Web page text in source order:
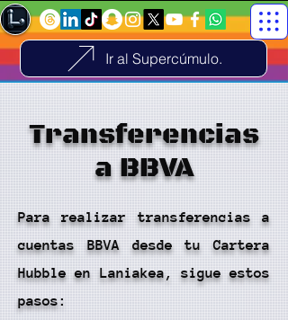
Ir al Supercúmulo.
Transferencias
a BBVA
Para realizar transferencias a
cuentas BBVA desde tu Cartera
Hubble en Laniakea, sigue estos
pasos: